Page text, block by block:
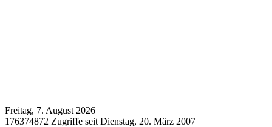
Freitag, 7. August 2026
176374872 Zugriffe seit Dienstag, 20. März 2007